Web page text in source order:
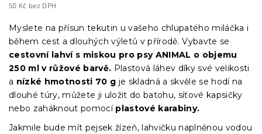
50 Kč bez DPH
cena:
Myslete na přísun tekutin u vašeho chlupatého miláčka i
během cest a dlouhých výletů v přírodě. Vybavte se
cestovní lahví s miskou pro psy ANIMAL o objemu
250 ml v růžové barvě. Plastová láhev díky své velikosti
a nízké hmotnosti 70 g je skladná a skvěle se hodí na
dlouhé túry, můžete ji uložit do batohu, síťové kapsičky
nebo zaháknout pomocíplastové karabiny.
Jakmile bude mít pejsek žízeň, lahvičku naplněnou vodou